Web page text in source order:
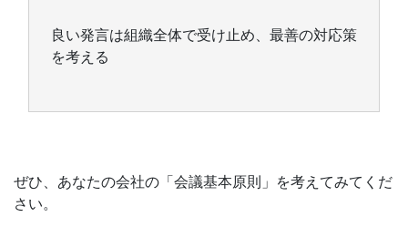
良い発言は組織全体で受け止め、最善の対応策
を考える
ぜひ、あなたの会社の「会議基本原則」を考えてみてくだ
さい。